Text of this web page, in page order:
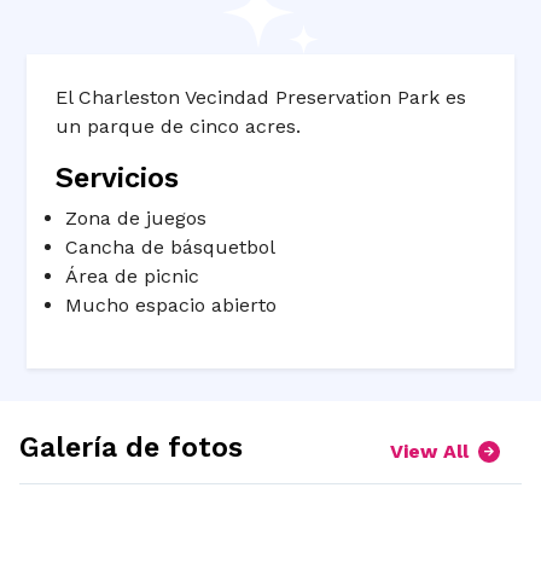
El Charleston Vecindad Preservation Park es
un parque de cinco acres.
Servicios
Zona de juegos
Cancha de básquetbol
Área de picnic
Mucho espacio abierto
Galería de fotos View All